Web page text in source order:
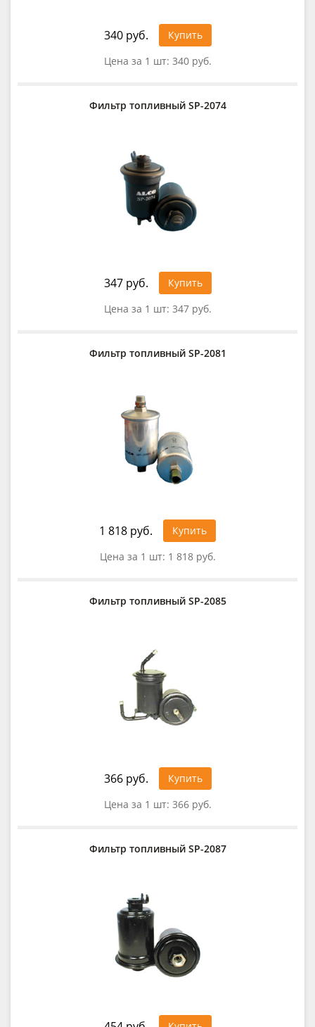
340 руб.
Купить
Цена за 1 шт: 340 руб.
Фильтр топливный SP-2074
347 руб.
Купить
Цена за 1 шт: 347 руб.
Фильтр топливный SP-2081
1 818 руб.
Купить
Цена за 1 шт: 1 818 руб.
Фильтр топливный SP-2085
366 руб.
Купить
Цена за 1 шт: 366 руб.
Фильтр топливный SP-2087